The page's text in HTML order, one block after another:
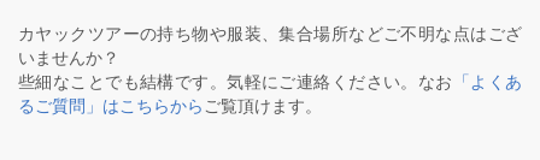
カヤックツアーの持ち物や服装、集合場所などご不明な点はござ
いませんか？
些細なことでも結構です。気軽にご連絡ください。なお
「よくあ
るご質問」はこちらから ご覧頂けます。